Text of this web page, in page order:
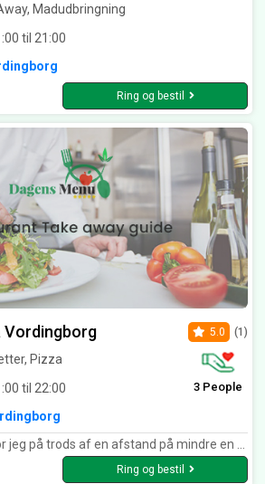
Madudbringning
til 21:00
Ring og bestil
Vordingborg
Pizza
til 22:00
5.0 (1)
3 People
Nu har jeg inden for de sidste tre uger, besøgt Roma og det har begge gange været en rigtig god oplevelse med veltilberedt mad i hyggelige omgivelser. Maden er autentisk og personalet er søde og rare.. Jeg siger tak for dejlig mad og vi ses snart igen :-)
Ring og bestil